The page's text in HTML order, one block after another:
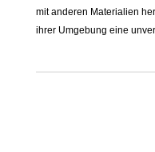
mit anderen Materialien
ihrer Umgebung eine